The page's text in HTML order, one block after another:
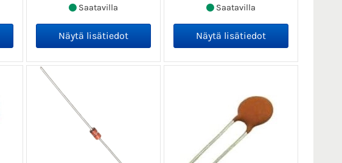
Saatavilla Saatavilla